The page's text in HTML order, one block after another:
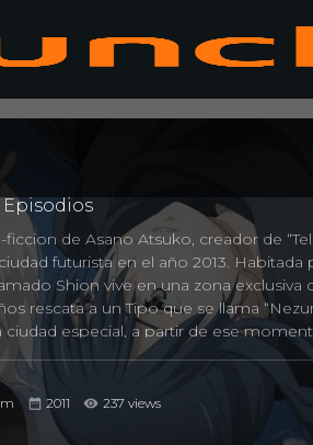
Episodios
de Asano Atsuko, creador de
futurista en el año 2013.
Shion vive en una zona exclusiva
rescata a un Tipo que se llama
especial, a partir de ese
2011 237 views